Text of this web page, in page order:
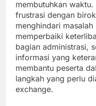
membutuhkan
frustrasi dengan
menghindari
memperbaiki
bagian administrasi,
informasi yang
membantu peserta
langkah yang perlu
exchange.